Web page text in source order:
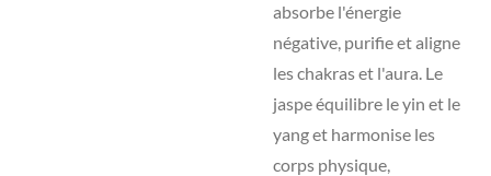
absorbe l'énergie
négative, purifie et aligne
les chakras et l'aura. Le
jaspe équilibre le yin et le
yang et harmonise les
corps physique,